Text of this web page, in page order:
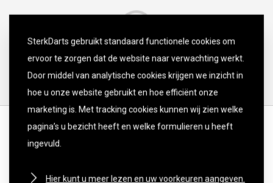
SterkDarts gebruikt standaard functionele cookies om
ervoor te zorgen dat de website naar verwachting werkt.
Door middel van analytische cookies krijgen we inzicht in
hoe u onze website gebruikt en hoe efficiënt onze
marketing is. Met tracking cookies kunnen wij zien welke
pagina’s u bezicht heeft en welke formulieren u heeft
ingevuld.
Hier kunt u meer lezen en uw voorkeuren aangeven.